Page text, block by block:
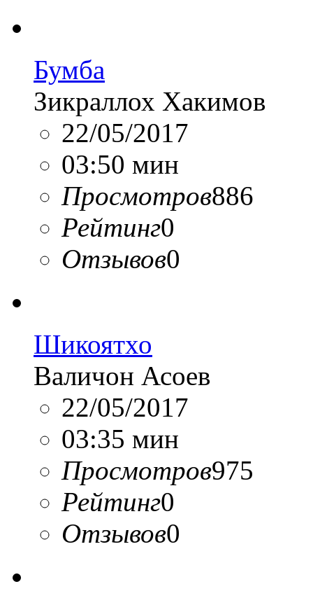
Бумба
Зикраллох Хакимов
22/05/2017
03:50 мин
Просмотров886
Рейтинг0
Отзывов0
Шикоятхо
Валичон Асоев
22/05/2017
03:35 мин
Просмотров975
Рейтинг0
Отзывов0